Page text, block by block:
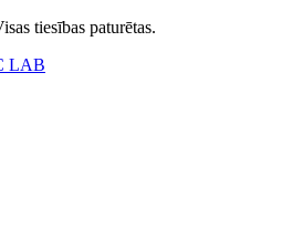
tiesības paturētas.
LAB